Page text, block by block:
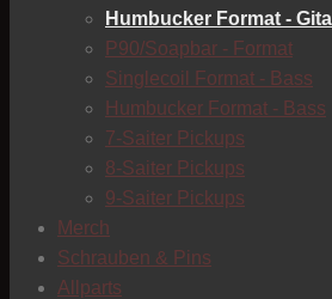
Humbucker Format -
P90/Soapbar - Format
Singlecoil Format - Bass
Humbucker Format - Bass
7-Saiter Pickups
8-Saiter Pickups
9-Saiter Pickups
Merch
Schrauben & Pins
Allparts